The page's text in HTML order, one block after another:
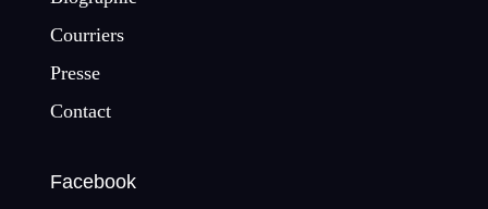
Courriers
Presse
Contact
Facebook